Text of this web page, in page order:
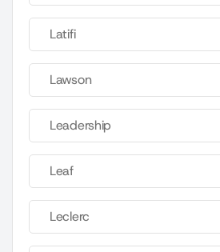
Latifi
Lawson
Leadership
Leaf
Leclerc